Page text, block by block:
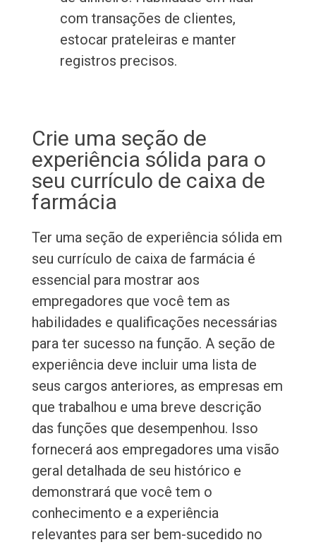
com transações de clientes,
estocar prateleiras e manter
registros precisos.
Crie uma seção de
experiência sólida para o
seu currículo de caixa de
farmácia
Ter uma seção de experiência sólida em
seu currículo de caixa de farmácia é
essencial para mostrar aos
empregadores que você tem as
habilidades e qualificações necessárias
para ter sucesso na função. A seção de
experiência deve incluir uma lista de
seus cargos anteriores, as empresas em
que trabalhou e uma breve descrição
das funções que desempenhou. Isso
fornecerá aos empregadores uma visão
geral detalhada de seu histórico e
demonstrará que você tem o
conhecimento e a experiência
relevantes para ser bem-sucedido no